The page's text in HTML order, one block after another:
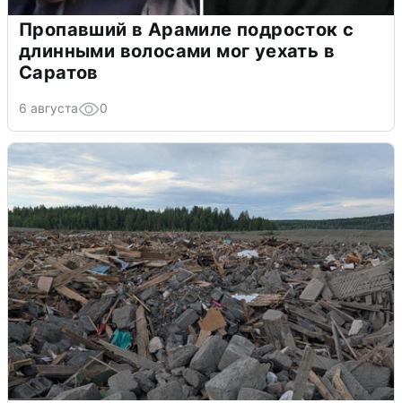
Пропавший в Арамиле подросток с
длинными волосами мог уехать в
Саратов
6 августа 0